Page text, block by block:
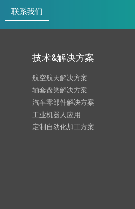
四轴数控，为一些特定产品的小孔
加工提供了解决方案；7、采用的穿
孔机编控系统，分时工作，加工工
联系我们
技术&解决方案
航空航天解决方案
轴套盘类解决方案
汽车零部件解决方案
工业机器人应用
定制自动化加工方案